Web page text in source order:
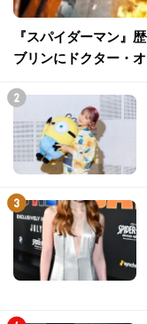
『スパイダーマン』
ブリンにドクター・